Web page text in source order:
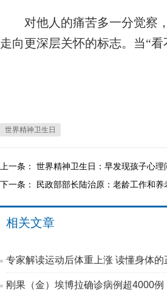
对他人的痛苦多一分觉察，
走向更深层关怀的标志。当“
世界精神卫生日
上一条： 世界精神卫生日：早发现孩子心理
下一条：
民政部部长陆治原：老龄工作和
相关文章
专家解读运动后体重上涨 读懂身体的
刚果（金）埃博拉确诊病例超4000例